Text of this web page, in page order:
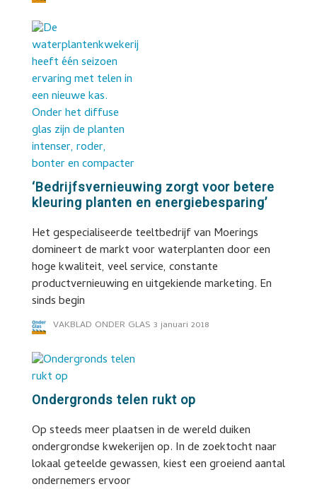
‘Bedrijfsvernieuwing zorgt voor betere
kleuring planten en energiebesparing’
Het gespecialiseerde teeltbedrijf van Moerings
domineert de markt voor waterplanten door een
hoge kwaliteit, veel service, constante
productvernieuwing en uitgekiende marketing. En
sinds begin
VAKBLAD ONDER GLAS 3 januari 2018
Ondergronds telen rukt op
Op steeds meer plaatsen in de wereld duiken
ondergrondse kwekerijen op. In de zoektocht naar
lokaal geteelde gewassen, kiest een groeiend aantal
ondernemers ervoor